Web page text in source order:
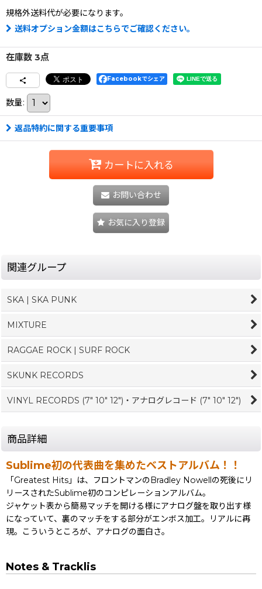
規格外送料代が必要になります。
送料オプション金額はこちらでご確認ください。
在庫数 3点
Facebookでシェア
数量:
返品特約に関する重要事項
カートに入れる
お問い合わせ
お気に入り登録
関連グループ
SKA | SKA PUNK
MIXTURE
RAGGAE ROCK | SURF ROCK
SKUNK RECORDS
VINYL RECORDS (7" 10" 12")・アナログレコード (7" 10" 12")
商品詳細
Sublime初の代表曲を集めたベストアルバム！！
「Greatest Hits」は、フロントマンのBradley Nowellの死後にリ
リースされたSublime初のコンピレーションアルバム。
ジャケット表から簡易マッチを開ける様にアナログ盤を取り出す様
になっていて、裏のマッチをする部分がエンボス加工。リアルに再
現。こういうところが、アナログの面白さ。
Notes & Tracklis